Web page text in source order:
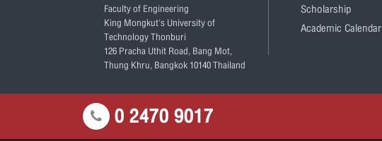
Faculty of Engineering
King Mongkut's University of
Technology Thonburi
126 Pracha Uthit Road, Bang Mot,
Thung Khru, Bangkok 10140 Thailand
Scholarship
Academic Calendar
0 2470 9017